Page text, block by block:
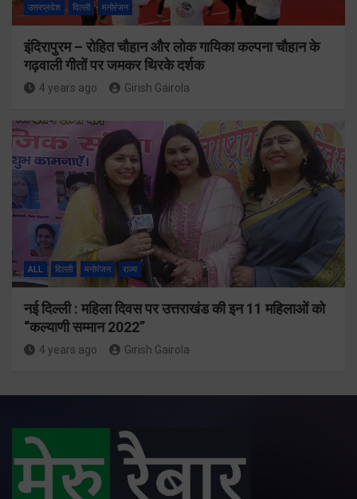
उत्तरप्रदेश दिल्ली मनोरंजन
इंदिरापुरम – रोहित चौहान और लोक गायिका कल्पना चौहान के
गढ़वाली गीतों पर जमकर थिरके दर्शक
4 years ago Girish Gairola
ALL दिल्ली मनोरंजन राज्य
नई दिल्ली : महिला दिवस पर उत्तराखंड की इन 11 महिलाओं को
“कल्याणी सम्मान 2022”
4 years ago Girish Gairola